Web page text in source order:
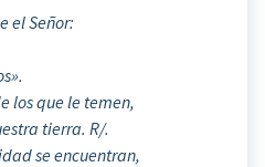
el Señor:
los que le temen,
tierra. R/.
se encuentran,